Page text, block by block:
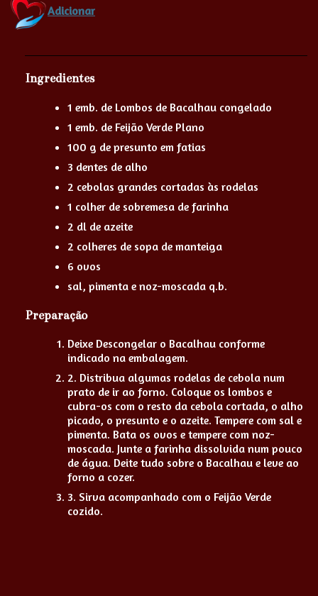
Adicionar
Ingredientes
1 emb. de Lombos de Bacalhau congelado
1 emb. de Feijão Verde Plano
100 g de presunto em fatias
3 dentes de alho
2 cebolas grandes cortadas às rodelas
1 colher de sobremesa de farinha
2 dl de azeite
2 colheres de sopa de manteiga
6 ovos
sal, pimenta e noz-moscada q.b.
Preparação
Deixe Descongelar o Bacalhau conforme
indicado na embalagem.
2. Distribua algumas rodelas de cebola num
prato de ir ao forno. Coloque os lombos e
cubra-os com o resto da cebola cortada, o alho
picado, o presunto e o azeite. Tempere com sal e
pimenta. Bata os ovos e tempere com noz-
moscada. Junte a farinha dissolvida num pouco
de água. Deite tudo sobre o Bacalhau e leve ao
forno a cozer.
3. Sirva acompanhado com o Feijão Verde
cozido.